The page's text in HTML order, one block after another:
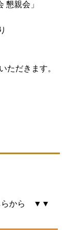
懇親会」
だきます。
らから ▼▼